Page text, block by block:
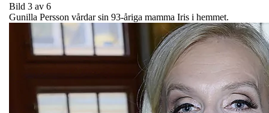
Bild 3 av 6
Gunilla Persson vårdar sin 93-åriga mamma Iris i hemmet.